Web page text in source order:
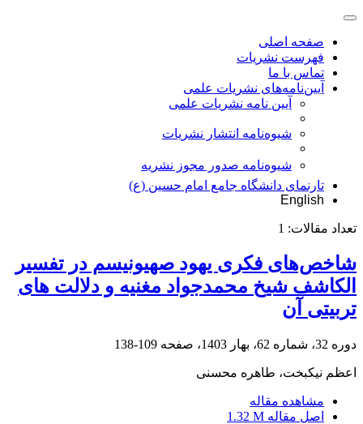
صفحه اصلی
فهرست نشریات
تماس با ما
آیین‌نامه‌های نشریات علمی
آیین نامه نشریات علمی
شیوه‌نامه انتشار نشریات
شیوهنامه صدور مجوز نشریه
تارنمای دانشگاه جامع امام حسین (ع)
English
تعداد مقالات: 1
شاخص‌های فکری یهود صهیونیسم در تفسیر
الکاشف شیخ محمدجواد مغنیه و دلالت های
تربیتی آن
دوره 32، شماره 62، بهار 1403، صفحه 109-138
اعظم نیکبخت، طاهره محسنی
مشاهده مقاله
اصل مقاله 1.32 M